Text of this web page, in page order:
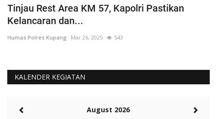
Tinjau Rest Area KM 57, Kapolri Pastikan
Kelancaran dan...
Humas Polres Kupang Mar 26, 2025 543
KALENDER KEGIATAN
August 2026